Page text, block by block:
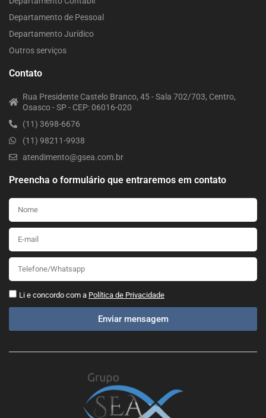
Departamento de Pessoal
Departamento Jurídico
Outros serviços
Contato
Rua Presidente Castelo Branco, 45 - Sala 702/703, Centro,
Osasco - SP - CEP: 06016-020
(11) 3698-6676
(11) 98211-9938
atendimento@gsea.com.br
Preencha o formulário que entraremos em contato
Li e concordo com a Política de Privacidade
Enviar mensagem